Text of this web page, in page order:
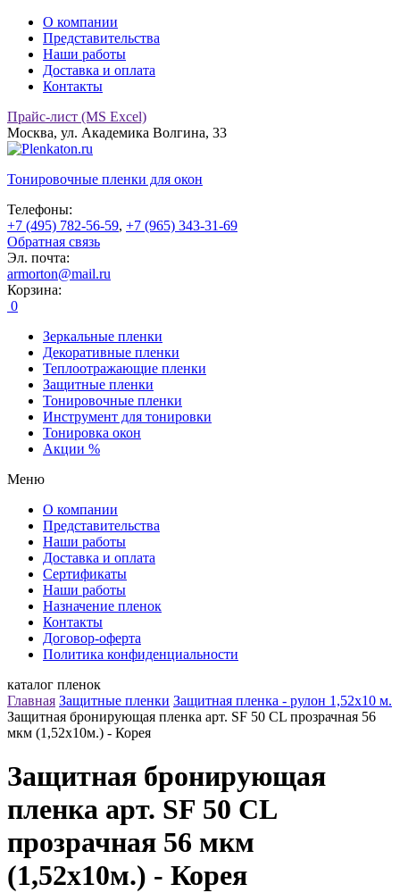
О компании
Представительства
Наши работы
Доставка и оплата
Контакты
Прайс-лист (MS Excel)
Москва, ул. Академика Волгина, 33
Тонировочные пленки для окон
Телефоны:
+7 (495) 782-56-59, +7 (965) 343-31-69
Обратная связь
Эл. почта:
armorton@mail.ru
Корзина:
0
Зеркальные пленки
Декоративные пленки
Теплоотражающие пленки
Защитные пленки
Тонировочные пленки
Инструмент для тонировки
Тонировка окон
Акции %
Меню
О компании
Представительства
Наши работы
Доставка и оплата
Сертификаты
Наши работы
Назначение пленок
Контакты
Договор-оферта
Политика конфиденциальности
каталог пленок
Главная Защитные пленки Защитная пленка - рулон 1,52х10 м.
Защитная бронирующая пленка арт. SF 50 CL прозрачная 56
мкм (1,52х10м.) - Корея
Защитная бронирующая
пленка арт. SF 50 CL
прозрачная 56 мкм
(1,52х10м.) - Корея